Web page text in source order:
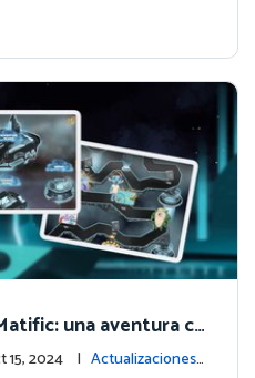
una aventura c
te espera! 🚀🌌
15, 2024 | Actualizaciones